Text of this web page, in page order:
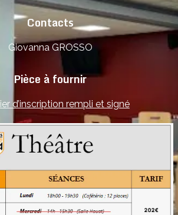
Contacts
Giovanna GROSSO
Pièce à fournir
d’inscription rempli et signé